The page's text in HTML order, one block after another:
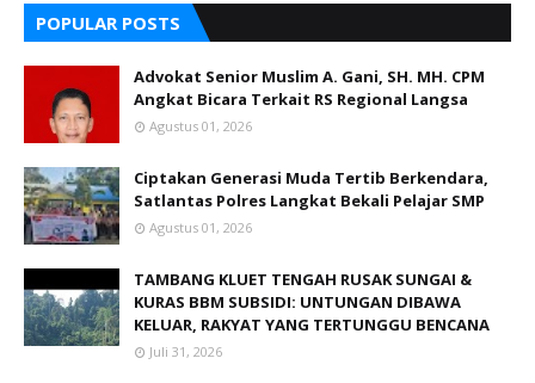
POPULAR POSTS
Advokat Senior Muslim A. Gani, SH. MH. CPM
Angkat Bicara Terkait RS Regional Langsa
Agustus 01, 2026
Ciptakan Generasi Muda Tertib Berkendara,
Satlantas Polres Langkat Bekali Pelajar SMP
Agustus 01, 2026
TAMBANG KLUET TENGAH RUSAK SUNGAI &
KURAS BBM SUBSIDI: UNTUNGAN DIBAWA
KELUAR, RAKYAT YANG TERTUNGGU BENCANA
Juli 31, 2026